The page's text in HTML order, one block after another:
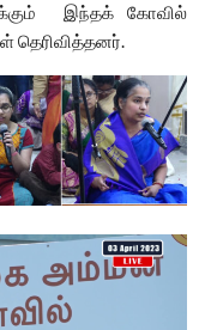
இந்தக் கோவில்
தெரிவித்தனர்.